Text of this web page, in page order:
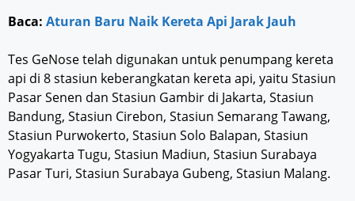
Baca: Aturan Baru Naik Kereta Api Jarak Jauh
Tes GeNose telah digunakan untuk penumpang kereta
api di 8 stasiun keberangkatan kereta api, yaitu Stasiun
Pasar Senen dan Stasiun Gambir di Jakarta, Stasiun
Bandung, Stasiun Cirebon, Stasiun Semarang Tawang,
Stasiun Purwokerto, Stasiun Solo Balapan, Stasiun
Yogyakarta Tugu, Stasiun Madiun, Stasiun Surabaya
Pasar Turi, Stasiun Surabaya Gubeng, Stasiun Malang.